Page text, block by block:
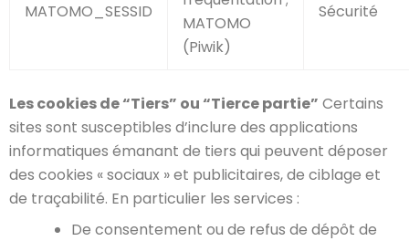
MATOMO_SESSID
MATOMO
(Piwik)
Sécurité
Les cookies de “Tiers” ou “Tierce partie” Certains
sites sont susceptibles d’inclure des applications
informatiques émanant de tiers qui peuvent déposer
des cookies « sociaux » et publicitaires, de ciblage et
de traçabilité. En particulier les services :
De consentement ou de refus de dépôt de